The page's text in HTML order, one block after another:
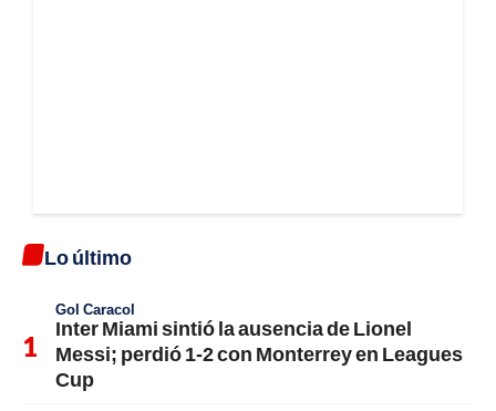
Lo último
Gol Caracol
Inter Miami sintió la ausencia de Lionel
Messi; perdió 1-2 con Monterrey en Leagues
Cup